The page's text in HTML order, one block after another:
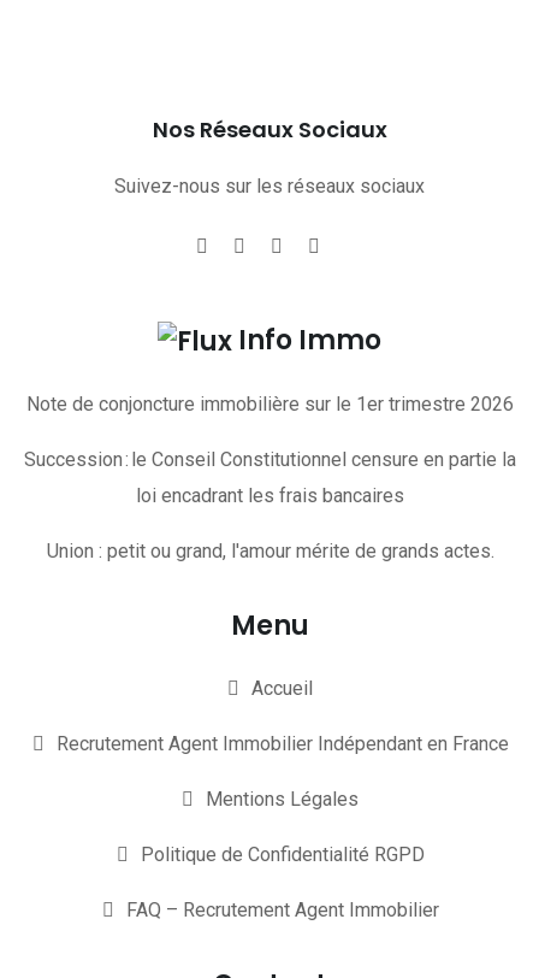
Nos Réseaux Sociaux
Suivez-nous sur les réseaux sociaux
Info Immo
Note de conjoncture immobilière sur le 1er trimestre 2026
Succession : le Conseil Constitutionnel censure en partie la
loi encadrant les frais bancaires
Union : petit ou grand, l'amour mérite de grands actes.
Menu
Accueil
Recrutement Agent Immobilier Indépendant en France
Mentions Légales
Politique de Confidentialité RGPD
FAQ – Recrutement Agent Immobilier